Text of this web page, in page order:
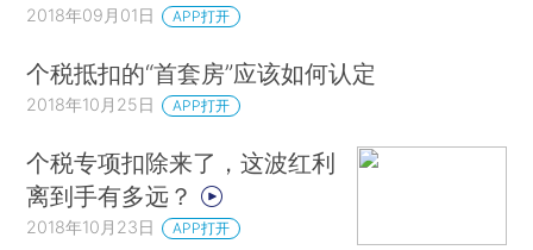
2018年09月01日 APP打开
个税抵扣的“首套房”应该如何认定
2018年10月25日 APP打开
个税专项扣除来了，这波红利
离到手有多远？
2018年10月23日 APP打开